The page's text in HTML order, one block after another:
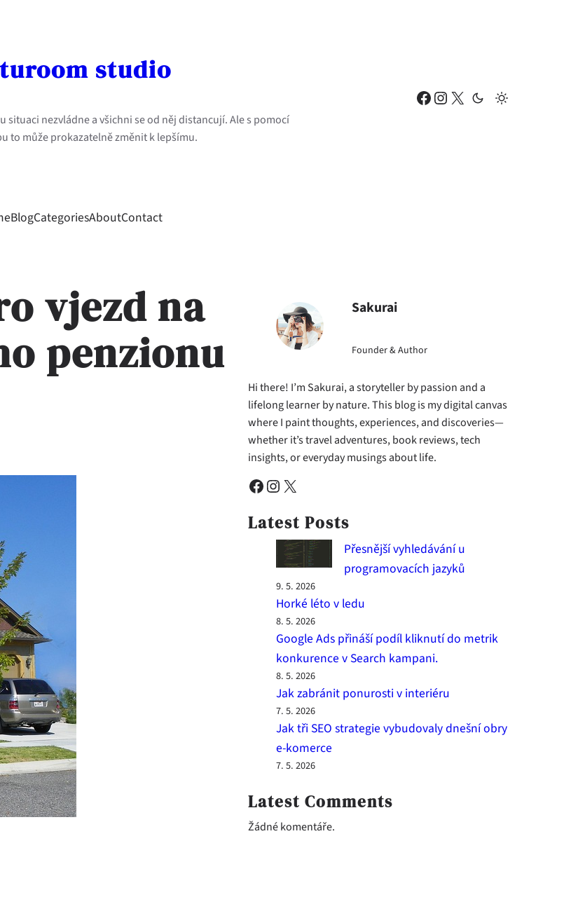
studio
situaci nezvládne a všichni se od něj distancují. Ale s pomocí
to může prokazatelně změnit k lepšímu.
Facebook Instagram X
BlogCategoriesAboutContact
vjezd na
penzionu
Sakurai
Founder & Author
Hi there! I’m Sakurai, a storyteller by passion and a
lifelong learner by nature. This blog is my digital canvas
where I paint thoughts, experiences, and discoveries—
whether it’s travel adventures, book reviews, tech
insights, or everyday musings about life.
Facebook Instagram X
Latest Posts
Přesnější vyhledávání u
programovacích jazyků
9. 5. 2026
Horké léto v ledu
8. 5. 2026
Google Ads přináší podíl kliknutí do metrik
konkurence v Search kampani.
8. 5. 2026
Jak zabránit ponurosti v interiéru
7. 5. 2026
Jak tři SEO strategie vybudovaly dnešní obry
e-komerce
7. 5. 2026
Latest Comments
Žádné komentáře.